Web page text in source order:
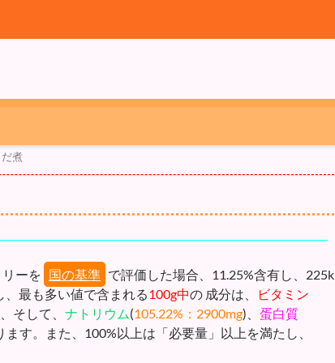
煮
ーを 国の基準 で評価した場合、11.25%含有し、225k
最も多い値で含まれる100g中の 成分は、
ビタミン
そして、 ナトリウム(105.22%：2900mg)、 蛋白質
ます。また、100%以上は「必要量」以上を満たし、